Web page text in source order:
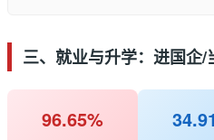
三、就业与升学：进国企/
96.65%